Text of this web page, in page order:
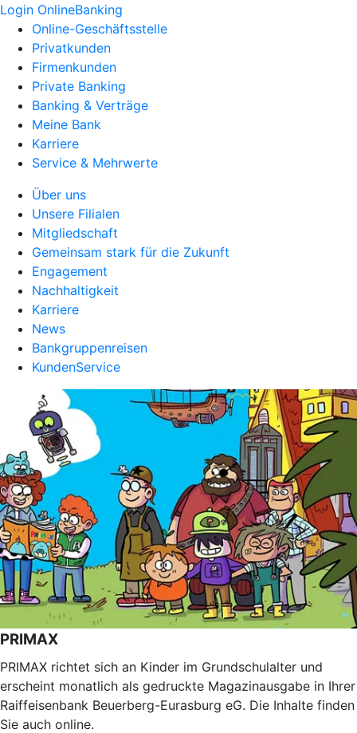
Login OnlineBanking
Online-Geschäftsstelle
Privatkunden
Firmenkunden
Private Banking
Banking & Verträge
Meine Bank
Karriere
Service & Mehrwerte
Über uns
Unsere Filialen
Mitgliedschaft
Gemeinsam stark für die Zukunft
Engagement
Nachhaltigkeit
Karriere
News
Bankgruppenreisen
KundenService
PRIMAX
PRIMAX richtet sich an Kinder im Grundschulalter und
erscheint monatlich als gedruckte Magazinausgabe in Ihrer
Raiffeisenbank Beuerberg-Eurasburg eG. Die Inhalte finden
Sie auch online.